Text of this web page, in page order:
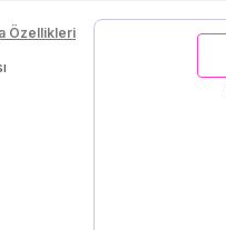
Özellikleri